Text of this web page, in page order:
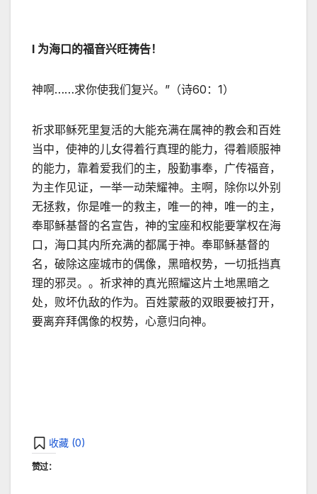
l 为海口的福音兴旺祷告！
神啊……求你使我们复兴。”（诗60：1）
祈求耶稣死里复活的大能充满在属神的教会和百姓
当中，使神的儿女得着行真理的能力，得着顺服神
的能力，靠着爱我们的主，殷勤事奉，广传福音，
为主作见证，一举一动荣耀神。主啊，除你以外别
无拯救，你是唯一的救主，唯一的神，唯一的主，
奉耶稣基督的名宣告，神的宝座和权能要掌权在海
口，海口其内所充满的都属于神。奉耶稣基督的
名，破除这座城市的偶像，黑暗权势，一切抵挡真
理的邪灵。。祈求神的真光照耀这片土地黑暗之
处，败坏仇敌的作为。百姓蒙蔽的双眼要被打开，
要离弃拜偶像的权势，心意归向神。
收藏 (0)
赞过：